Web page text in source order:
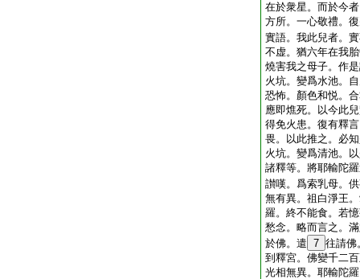
在於衆星。而於今
方所。一心敬禮。
實語。我此兒者。
不虚。猶六年在我
燒害我之母子。作
火坑。變爲水池。
恐怖。顏色和悦。
應即燋死。以今此
得免火患。復有釋
畏。以此推之。必
火坑。變爲清池。
諸釋等。將耶輸陀
讃嘆。爲索乳母。
無有異。祖白淨王
羅。終不能食。若
愁念。略而言之。
於佛。遣 7 往請佛
到釋宮。佛變千二
光相無異。耶輸陀